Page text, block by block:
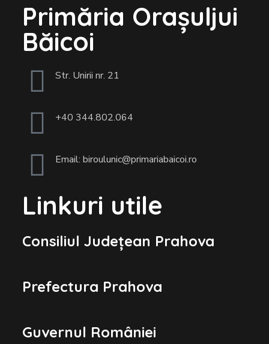
Primăria Orașuljui
Băicoi
Str. Unirii nr. 21
+40 344.802.064
Email: biroulunic@primariabaicoi.ro
Linkuri utile
Consiliul Județean Prahova
Prefectura Prahova
Guvernul României